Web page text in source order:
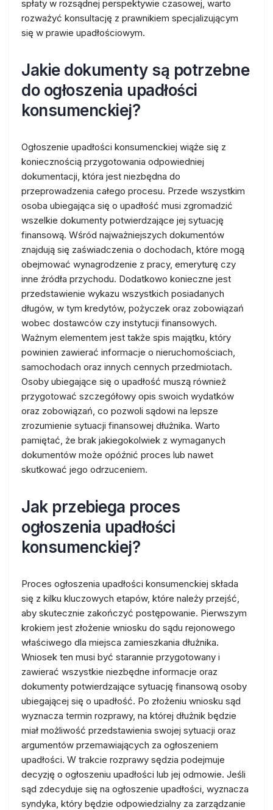
spłaty w rozsądnej perspektywie czasowej, warto
rozważyć konsultację z prawnikiem specjalizującym
się w prawie upadłościowym.
Jakie dokumenty są potrzebne
do ogłoszenia upadłości
konsumenckiej?
Ogłoszenie upadłości konsumenckiej wiąże się z
koniecznością przygotowania odpowiedniej
dokumentacji, która jest niezbędna do
przeprowadzenia całego procesu. Przede wszystkim
osoba ubiegająca się o upadłość musi zgromadzić
wszelkie dokumenty potwierdzające jej sytuację
finansową. Wśród najważniejszych dokumentów
znajdują się zaświadczenia o dochodach, które mogą
obejmować wynagrodzenie z pracy, emeryturę czy
inne źródła przychodu. Dodatkowo konieczne jest
przedstawienie wykazu wszystkich posiadanych
długów, w tym kredytów, pożyczek oraz zobowiązań
wobec dostawców czy instytucji finansowych.
Ważnym elementem jest także spis majątku, który
powinien zawierać informacje o nieruchomościach,
samochodach oraz innych cennych przedmiotach.
Osoby ubiegające się o upadłość muszą również
przygotować szczegółowy opis swoich wydatków
oraz zobowiązań, co pozwoli sądowi na lepsze
zrozumienie sytuacji finansowej dłużnika. Warto
pamiętać, że brak jakiegokolwiek z wymaganych
dokumentów może opóźnić proces lub nawet
skutkować jego odrzuceniem.
Jak przebiega proces
ogłoszenia upadłości
konsumenckiej?
Proces ogłoszenia upadłości konsumenckiej składa
się z kilku kluczowych etapów, które należy przejść,
aby skutecznie zakończyć postępowanie. Pierwszym
krokiem jest złożenie wniosku do sądu rejonowego
właściwego dla miejsca zamieszkania dłużnika.
Wniosek ten musi być starannie przygotowany i
zawierać wszystkie niezbędne informacje oraz
dokumenty potwierdzające sytuację finansową osoby
ubiegającej się o upadłość. Po złożeniu wniosku sąd
wyznacza termin rozprawy, na której dłużnik będzie
miał możliwość przedstawienia swojej sytuacji oraz
argumentów przemawiających za ogłoszeniem
upadłości. W trakcie rozprawy sędzia podejmuje
decyzję o ogłoszeniu upadłości lub jej odmowie. Jeśli
sąd zdecyduje się na ogłoszenie upadłości, wyznacza
syndyka, który będzie odpowiedzialny za zarządzanie